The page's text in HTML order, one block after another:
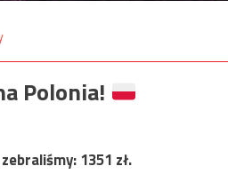
Polonia!
zebraliśmy:1351 zł.